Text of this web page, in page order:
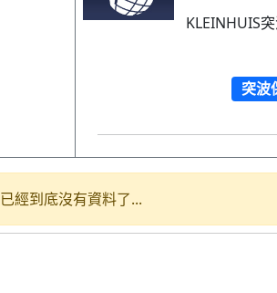
KLEINHUIS
突波
已經到底沒有資料了...